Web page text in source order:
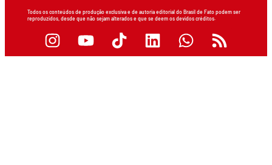
Todos os conteúdos de produção exclusiva e de autoria editorial do Brasil de Fato podem ser
reproduzidos, desde que não sejam alterados e que se deem os devidos créditos.